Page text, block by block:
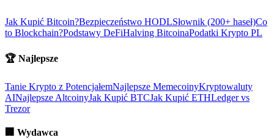
Jak Kupić Bitcoin?Bezpieczeństwo HODLSłownik (200+ haseł)Co
to Blockchain?Podstawy DeFiHalving BitcoinaPodatki Krypto PL
🏆 Najlepsze
Tanie Krypto z PotencjałemNajlepsze MemecoinyKryptowaluty
AINajlepsze AltcoinyJak Kupić BTCJak Kupić ETHLedger vs
Trezor
🏢 Wydawca